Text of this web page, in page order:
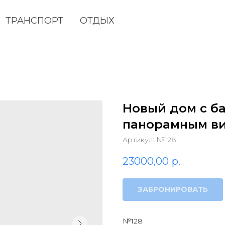
ТРАНСПОРТ ОТДЫХ
Новый дом с
панорамным
Артикул: №128
23000,00 р.
ЗАБРОНИРОВАТЬ
№128